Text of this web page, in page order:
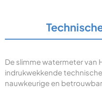
De slimme watermeter van
indrukwekkende
nauwkeurige en